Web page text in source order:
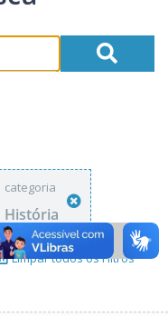
categoria
História
Limpar todos os Filtros